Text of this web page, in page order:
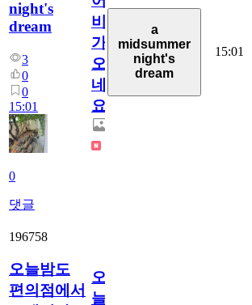
night's
dream
3
0
0
15:01
0
댓글
비
가
오
네
요.
a
midsummer
night's
dream
15:01
196758
오늘밤도
편의점에서
오
늘